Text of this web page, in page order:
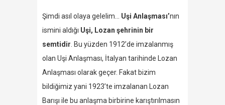
Şimdi asıl olaya gelelim… Uşi Anlaşması’nın
ismini aldığı Uşi, Lozan şehrinin bir
semtidir . Bu yüzden 1912’de imzalanmış
olan Uşi Anlaşması, İtalyan tarihinde Lozan
Anlaşması olarak geçer. Fakat bizim
bildiğimiz yani 1923’te imzalanan Lozan
Barışı ile bu anlaşma birbirine karıştırılmasın